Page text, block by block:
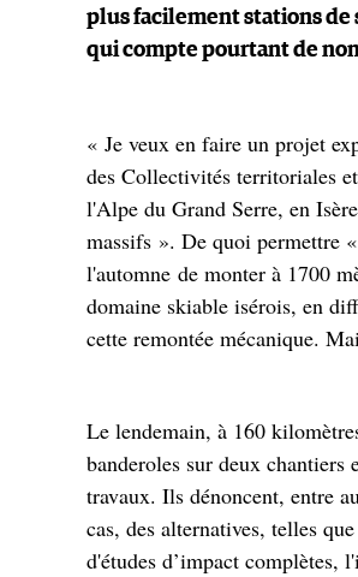
plus facilement stations de
qui compte pourtant de
« Je veux en faire un projet
des Collectivités territoriales
l'Alpe du Grand Serre, en
massifs ». De quoi permettre
l'automne de monter à 1700
domaine skiable isérois, en
cette remontée mécanique.
Le lendemain, à 160
banderoles sur deux chantiers
travaux. Ils dénoncent, entre
cas, des alternatives, telles
d'études d’impact complètes,